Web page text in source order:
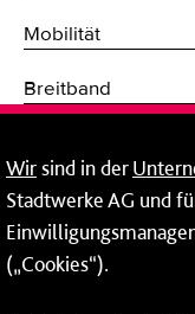
Mobilität
Breitband
Netze
Mainzer
Wirsind in der
Stadtwerke AG und
(„Cookies“).